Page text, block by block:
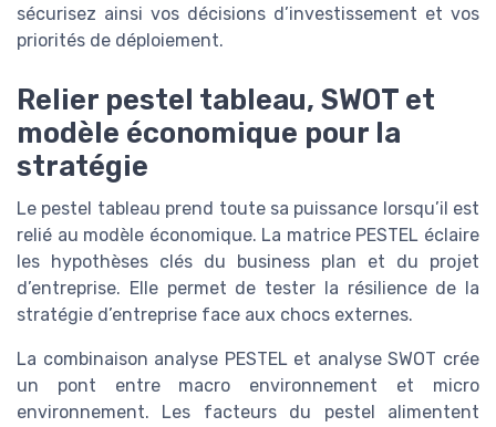
sécurisez ainsi vos décisions d’investissement et vos
priorités de déploiement.
Relier pestel tableau, SWOT et
modèle économique pour la
stratégie
Le pestel tableau prend toute sa puissance lorsqu’il est
relié au modèle économique. La matrice PESTEL éclaire
les hypothèses clés du business plan et du projet
d’entreprise. Elle permet de tester la résilience de la
stratégie d’entreprise face aux chocs externes.
La combinaison analyse PESTEL et analyse SWOT crée
un pont entre macro environnement et micro
environnement. Les facteurs du pestel alimentent